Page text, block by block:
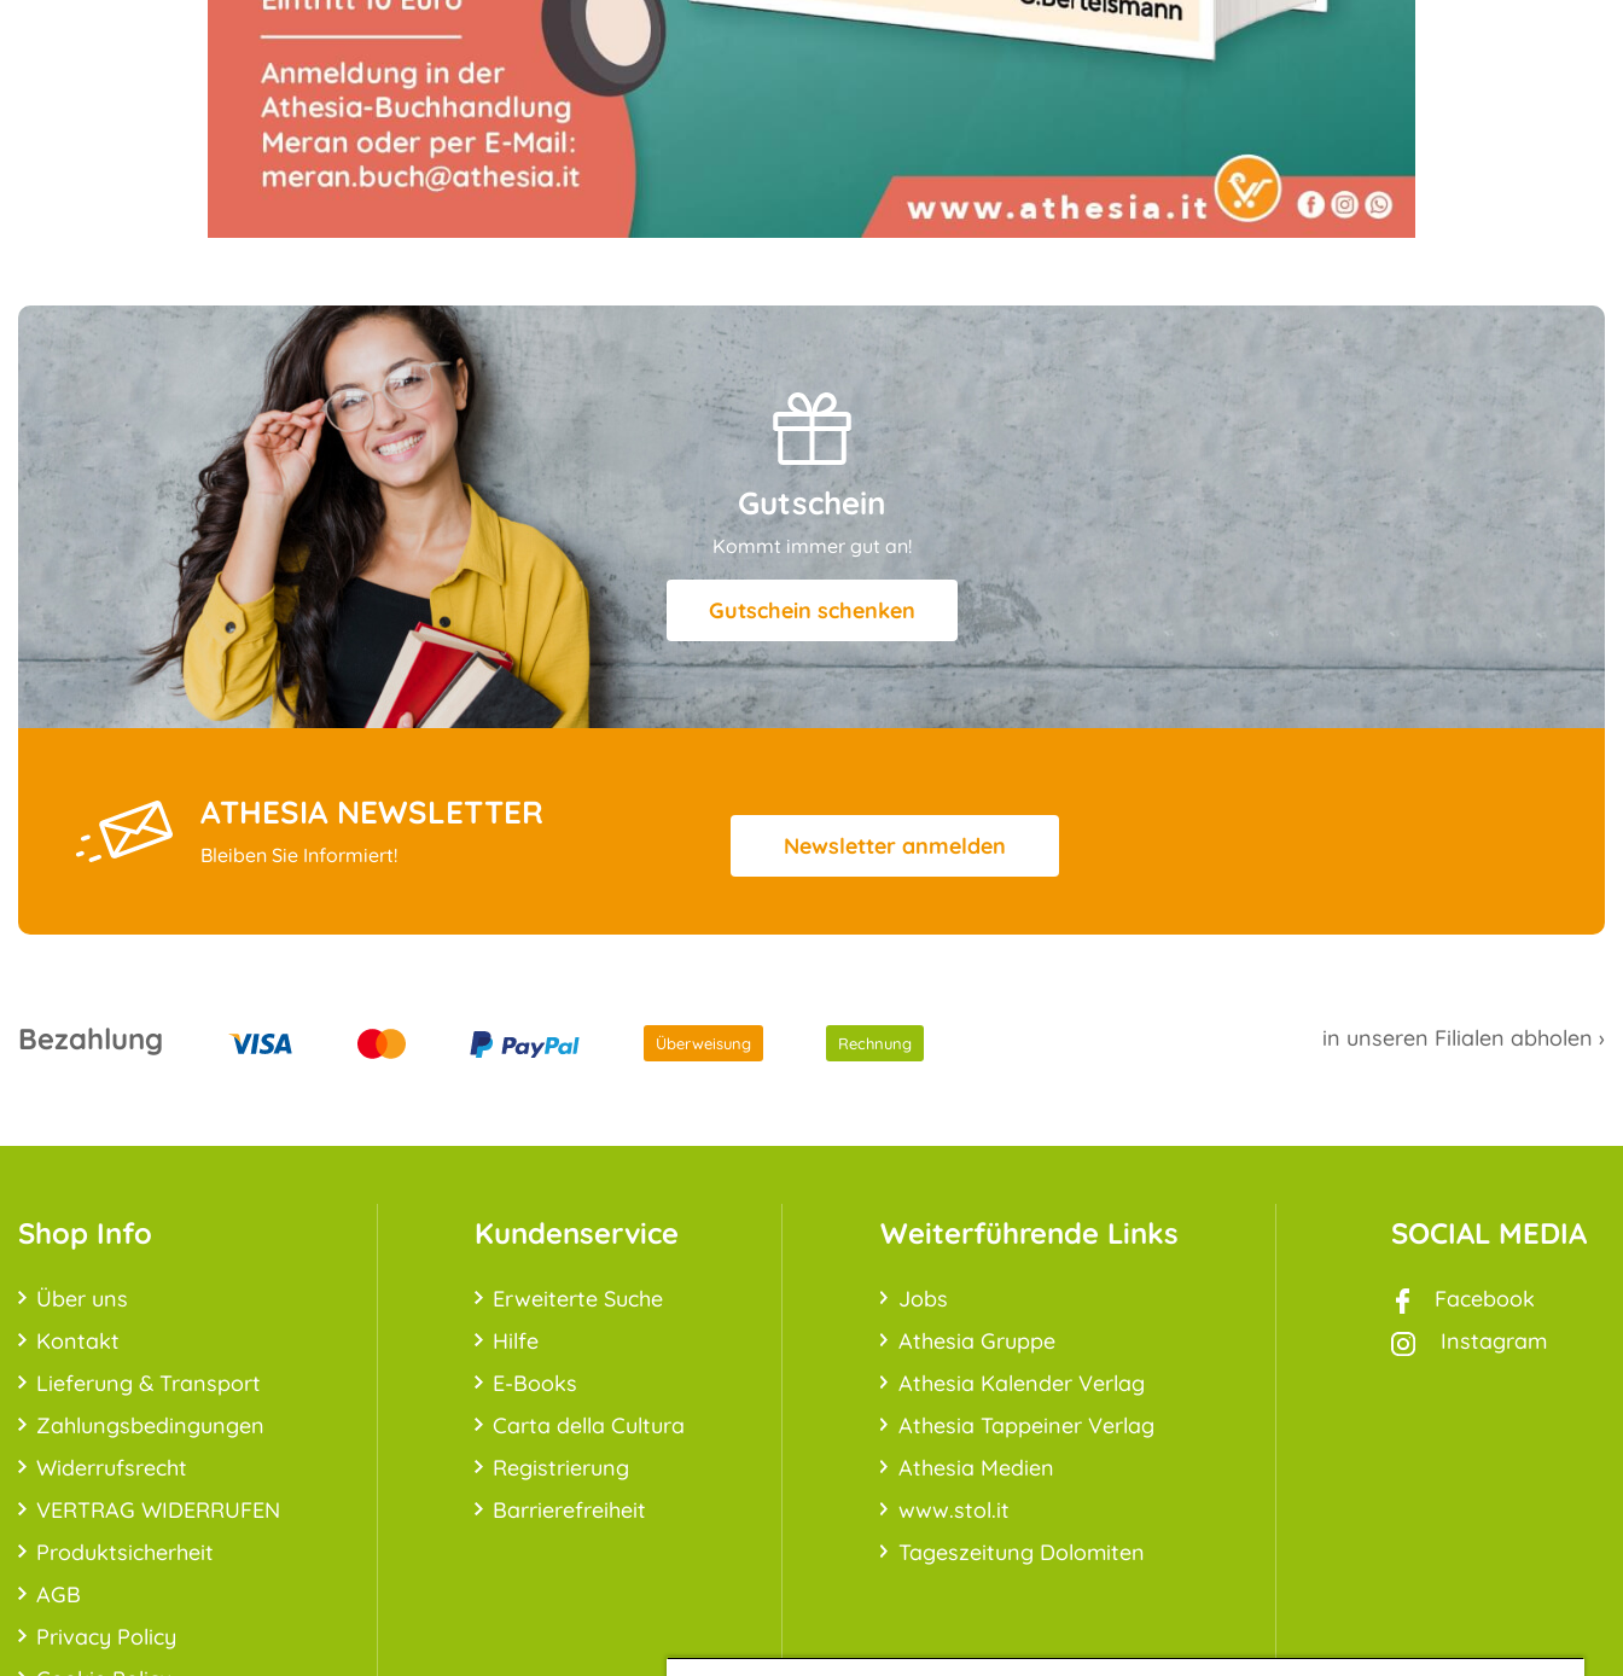
Gutschein
Kommt immer gut an!
Gutschein schenken
ATHESIA NEWSLETTER
Bleiben Sie Informiert! Newsletter anmelden
Bezahlung Überweisung Rechnung in unseren Filialen abholen ›
Shop Info
Über uns
Kontakt
Lieferung & Transport
Zahlungsbedingungen
Widerrufsrecht
VERTRAG WIDERRUFEN
Produktsicherheit
AGB
Privacy Policy
Kundenservice
Erweiterte Suche
Hilfe
E-Books
Carta della Cultura
Registrierung
Barrierefreiheit
Weiterführende Links
Jobs
Athesia Gruppe
Athesia Kalender Verlag
Athesia Tappeiner Verlag
Athesia Medien
www.stol.it
Tageszeitung Dolomiten
SOCIAL MEDIA
Facebook
Instagram